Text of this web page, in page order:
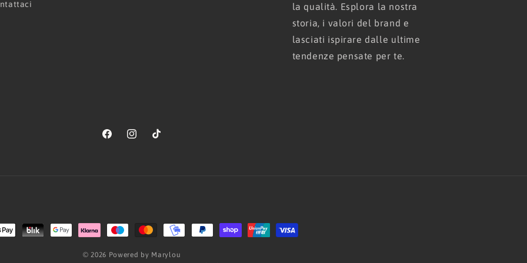
la qualità. Esplora la nostra
storia, i valori del brand e
lasciati ispirare dalle ultime
tendenze pensate per te.
FacebookInstagramTikTok
Metodi
pagamento
© 2026 Powered by Marylou